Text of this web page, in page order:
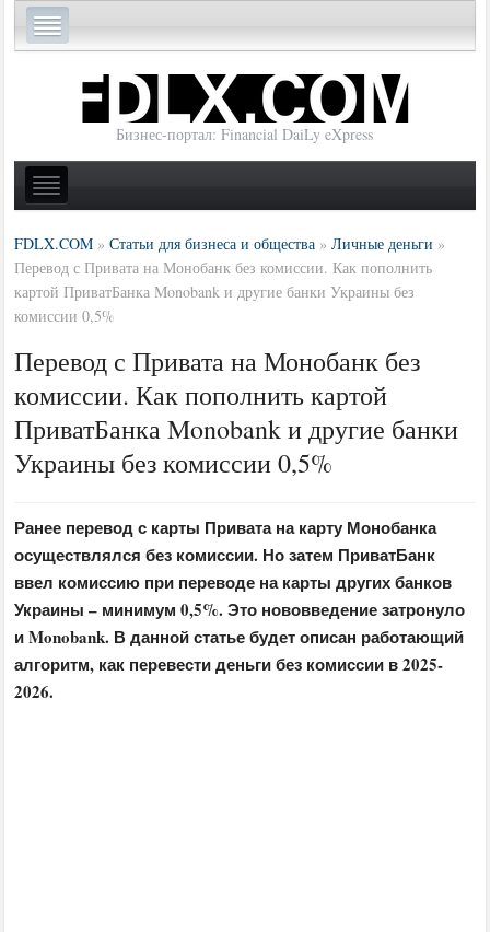
Бизнес-портал: Financial DaiLy eXpress
FDLX.COM »Статьи для бизнеса и общества »Личные деньги »
Перевод с Привата на Монобанк без комиссии. Как пополнить
картой ПриватБанка Monobank и другие банки Украины без
комиссии 0,5%
Перевод с Привата на Монобанк без
комиссии. Как пополнить картой
ПриватБанка Monobank и другие банки
Украины без комиссии 0,5%
Ранее перевод с карты Привата на карту Монобанка
осуществлялся без комиссии. Но затем ПриватБанк
ввел комиссию при переводе на карты других банков
Украины – минимум 0,5%. Это нововведение затронуло
и Monobank. В данной статье будет описан работающий
алгоритм, как перевести деньги без комиссии в 2025-
2026.